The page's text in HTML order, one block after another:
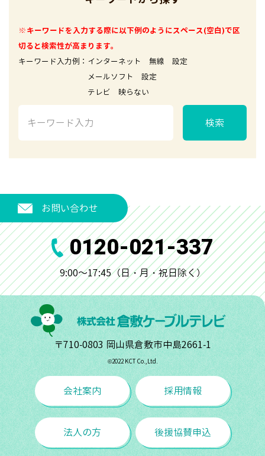
※キーワードを入力する際に以下例のようにスペース(空白)で区
切ると検索性が高まります。
キーワード入力例：インターネット 無線 設定
メールソフト 設定
テレビ 映らない
検索
お問い合わせ
0120-021-337
9:00～17:45（日・月・祝日除く）
〒710-0803 岡山県倉敷市中島2661-1
©︎2022 KCT Co.,Ltd.
会社案内 採用情報
法人の方 後援協賛申込